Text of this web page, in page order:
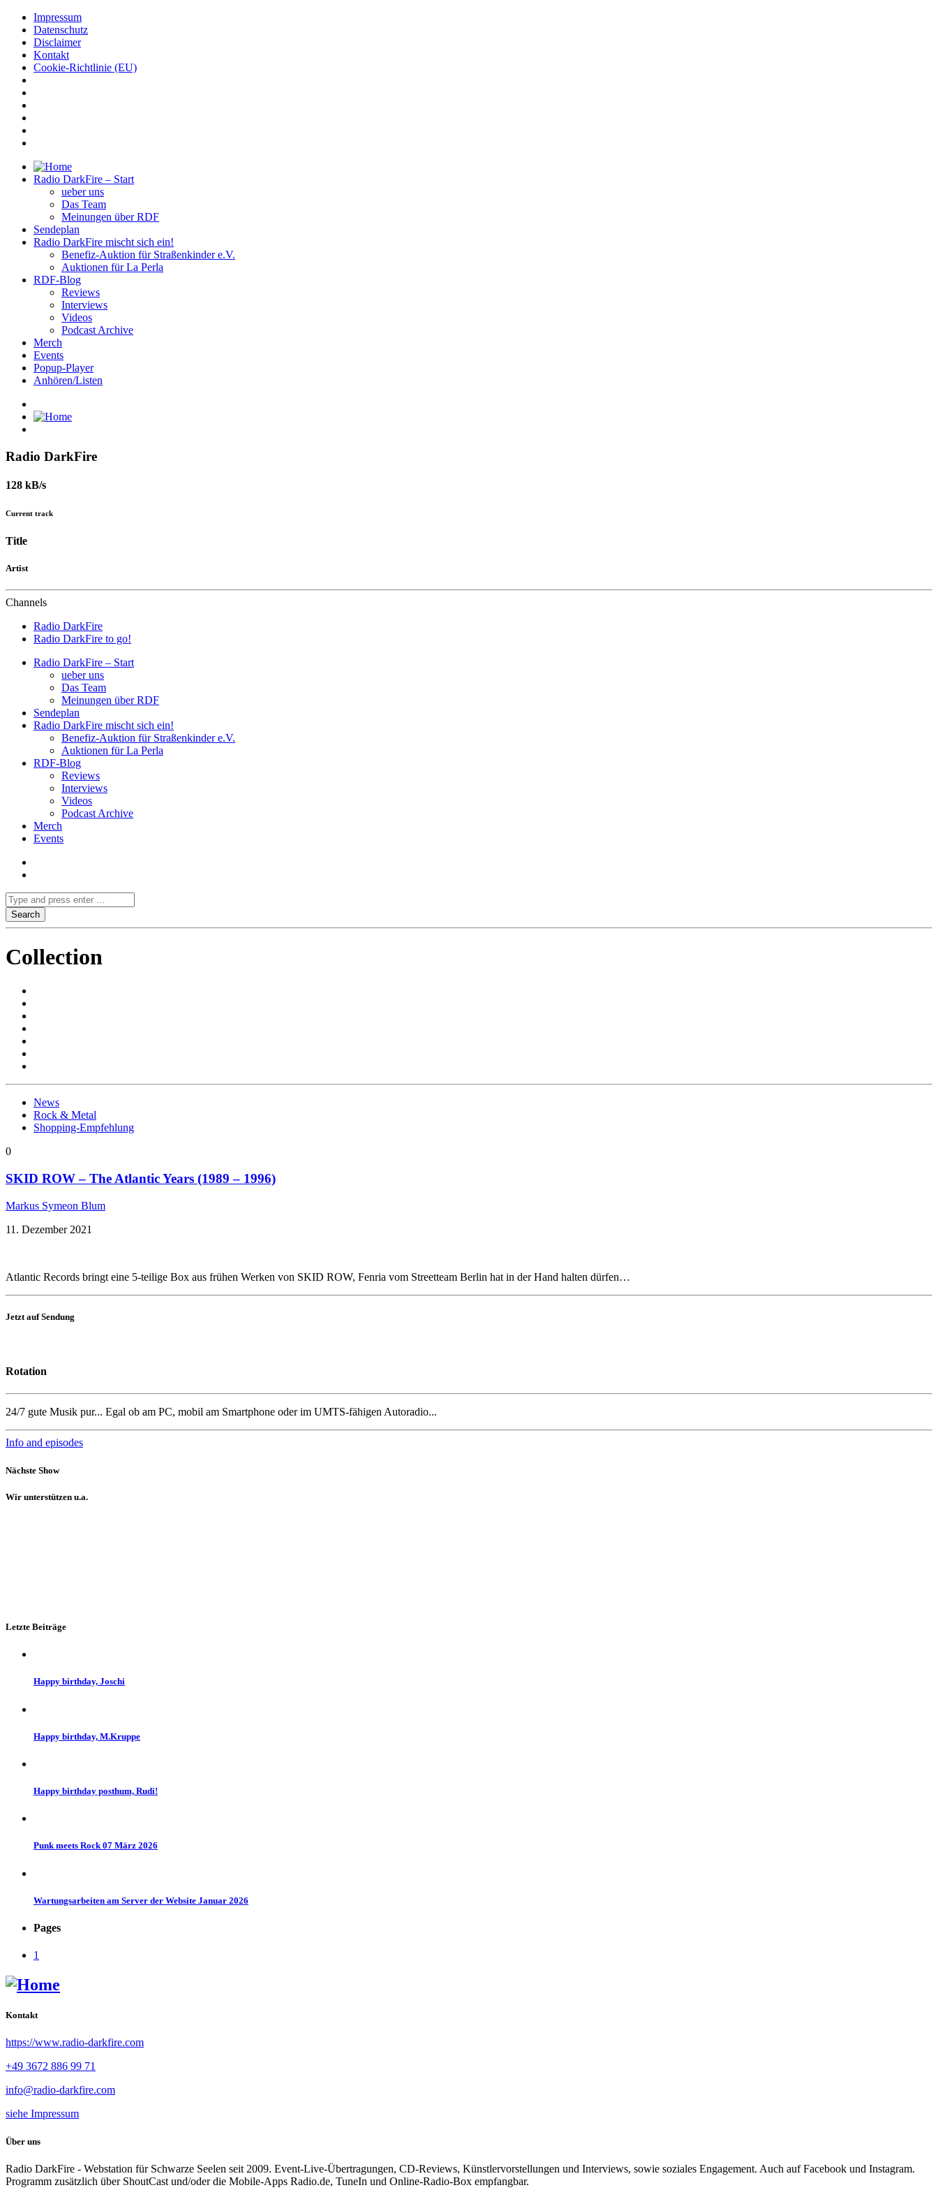
Impressum
Datenschutz
Disclaimer
Kontakt
Cookie-Richtlinie (EU)
Radio DarkFire – Start
ueber uns
Das Team
Meinungen über RDF
Sendeplan
Radio DarkFire mischt sich ein!
Benefiz-Auktion für Straßenkinder e.V.
Auktionen für La Perla
RDF-Blog
Reviews
Interviews
Videos
Podcast Archive
Merch
Events
Popup-Player
Anhören/Listen
Radio DarkFire
128 kB/s
Current track
Title
Artist
Channels
Radio DarkFire
Radio DarkFire to go!
Radio DarkFire – Start
ueber uns
Das Team
Meinungen über RDF
Sendeplan
Radio DarkFire mischt sich ein!
Benefiz-Auktion für Straßenkinder e.V.
Auktionen für La Perla
RDF-Blog
Reviews
Interviews
Videos
Podcast Archive
Merch
Events
Collection
News
Rock & Metal
Shopping-Empfehlung
0
SKID ROW – The Atlantic Years (1989 – 1996)
Markus Symeon Blum
11. Dezember 2021
Atlantic Records bringt eine 5-teilige Box aus frühen Werken von SKID ROW, Fenria vom Streetteam Berlin hat in der Hand halten dürfen…
Jetzt auf Sendung
Rotation
24/7 gute Musik pur... Egal ob am PC, mobil am Smartphone oder im UMTS-fähigen Autoradio...
Info and episodes
Nächste Show
Wir unterstützen u.a.
Letzte Beiträge
Happy birthday, Joschi
Happy birthday, M.Kruppe
Happy birthday posthum, Rudi!
Punk meets Rock 07 März 2026
Wartungsarbeiten am Server der Website Januar 2026
Pages
1
Kontakt
https://www.radio-darkfire.com
+49 3672 886 99 71
info@radio-darkfire.com
siehe Impressum
Über uns
Radio DarkFire - Webstation für Schwarze Seelen seit 2009. Event-Live-Übertragungen, CD-Reviews, Künstlervorstellungen und Interviews, sowie soziales Engagement. Auch auf Facebook und Instagram.
Programm zusätzlich über ShoutCast und/oder die Mobile-Apps Radio.de, TuneIn und Online-Radio-Box empfangbar.